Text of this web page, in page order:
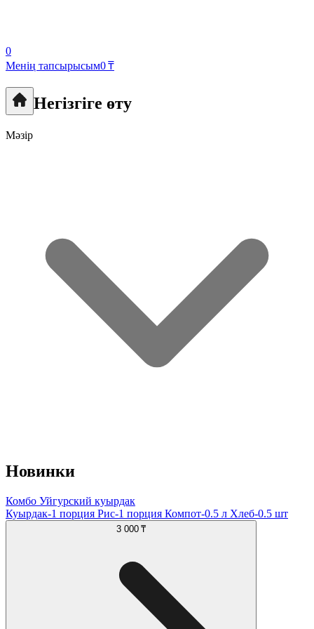
0
Менің тапсырысым0 ₸
Негізгіге өту
Мәзір
Новинки
Комбо Уйгурский куырдак
Куырдак-1 порция Рис-1 порция Компот-0.5 л Хлеб-0.5 шт
3 000 ₸